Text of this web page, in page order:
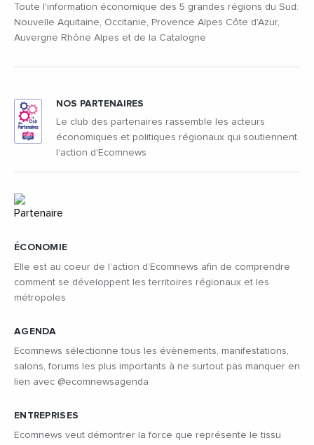
Toute l'information économique des 5 grandes régions du Sud:
Nouvelle Aquitaine, Occitanie, Provence Alpes Côte d'Azur,
Auvergne Rhône Alpes et de la Catalogne
ÉCONOMIE
Elle est au coeur de l’action d’Ecomnews afin de comprendre
comment se développent les territoires régionaux et les
métropoles
AGENDA
Ecomnews sélectionne tous les évènements, manifestations,
salons, forums les plus importants à ne surtout pas manquer en
lien avec @ecomnewsagenda
ENTREPRISES
Ecomnews veut démontrer la force que représente le tissu
NOS PARTENAIRES
Le club des partenaires rassemble les acteurs
économiques et politiques régionaux qui soutiennent
l'action d'Ecomnews